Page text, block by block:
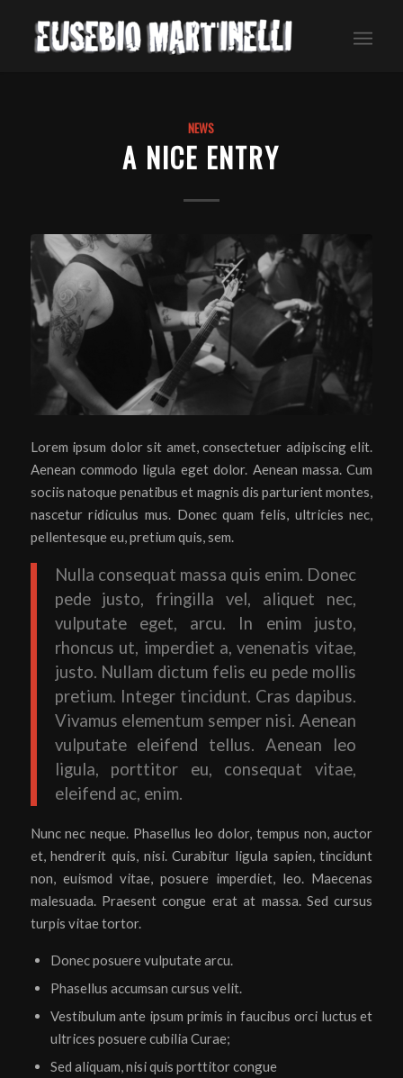
NEWS
A NICE ENTRY
Lorem ipsum dolor sit amet, consectetuer adipiscing elit.
Aenean commodo ligula eget dolor. Aenean massa. Cum
sociis natoque penatibus et magnis dis parturient montes,
nascetur ridiculus mus. Donec quam felis, ultricies nec,
pellentesque eu, pretium quis, sem.
Nulla consequat massa quis enim. Donec
pede justo, fringilla vel, aliquet nec,
vulputate eget, arcu. In enim justo,
rhoncus ut, imperdiet a, venenatis vitae,
justo. Nullam dictum felis eu pede mollis
pretium. Integer tincidunt. Cras dapibus.
Vivamus elementum semper nisi. Aenean
vulputate eleifend tellus. Aenean leo
ligula, porttitor eu, consequat vitae,
eleifend ac, enim.
Nunc nec neque. Phasellus leo dolor, tempus non, auctor
et, hendrerit quis, nisi. Curabitur ligula sapien, tincidunt
non, euismod vitae, posuere imperdiet, leo. Maecenas
malesuada. Praesent congue erat at massa. Sed cursus
turpis vitae tortor.
Donec posuere vulputate arcu.
Phasellus accumsan cursus velit.
Vestibulum ante ipsum primis in faucibus orci luctus et
ultrices posuere cubilia Curae;
Sed aliquam, nisi quis porttitor congue